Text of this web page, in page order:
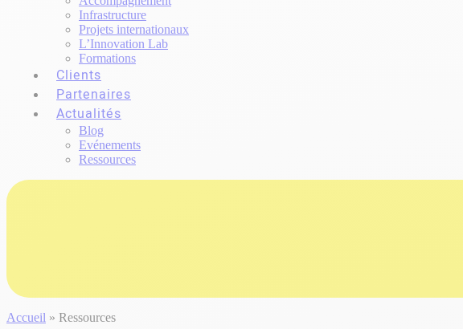
Infrastructure
Projets internationaux
L’Innovation Lab
Formations
Clients
Partenaires
Actualités
Blog
Evénements
Ressources
Accueil » Ressources